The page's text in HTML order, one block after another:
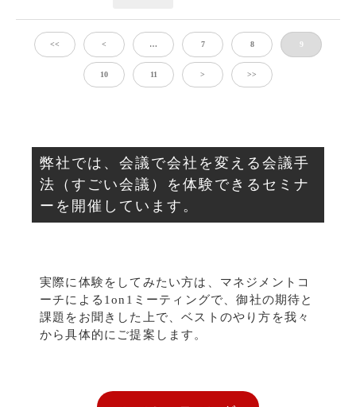
<< < … 7 8 9
10 11 > >>
弊社では、会議で会社を変える会議手
法（すごい会議）を体験できるセミナ
ーを開催しています。
実際に体験をしてみたい方は、マネジメントコ
ーチによる1on1ミーティングで、御社の期待と
課題をお聞きした上で、ベストのやり方を我々
から具体的にご提案します。